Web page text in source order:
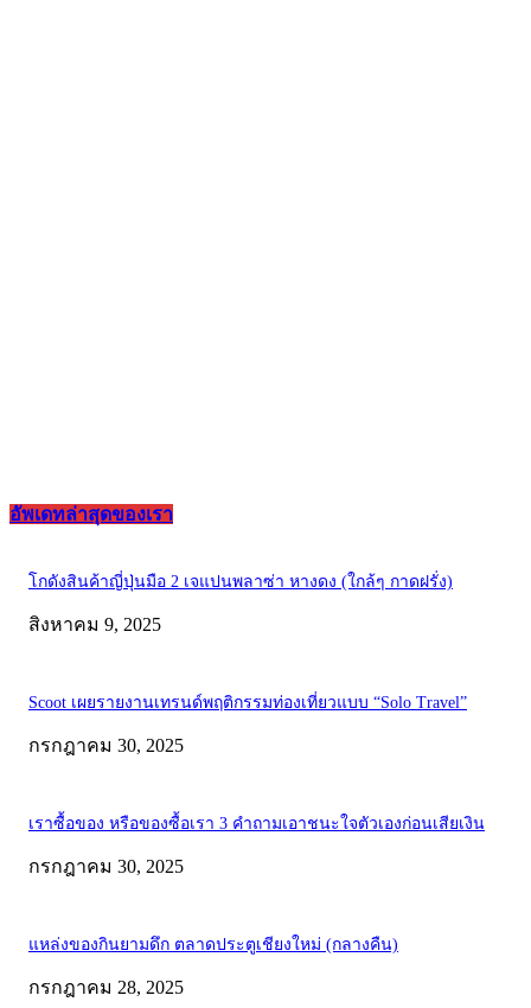
อัพเดทล่าสุดของเรา
โกดังสินค้าญี่ปุ่นมือ 2 เจแปนพลาซ่า หางดง (ใกล้ๆ กาดฝรั่ง)
สิงหาคม 9, 2025
Scoot เผยรายงานเทรนด์พฤติกรรมท่องเที่ยวแบบ “Solo Travel”
กรกฎาคม 30, 2025
เราซื้อของ หรือของซื้อเรา 3 คำถามเอาชนะใจตัวเองก่อนเสียเงิน
กรกฎาคม 30, 2025
แหล่งของกินยามดึก ตลาดประตูเชียงใหม่ (กลางคืน)
กรกฎาคม 28, 2025